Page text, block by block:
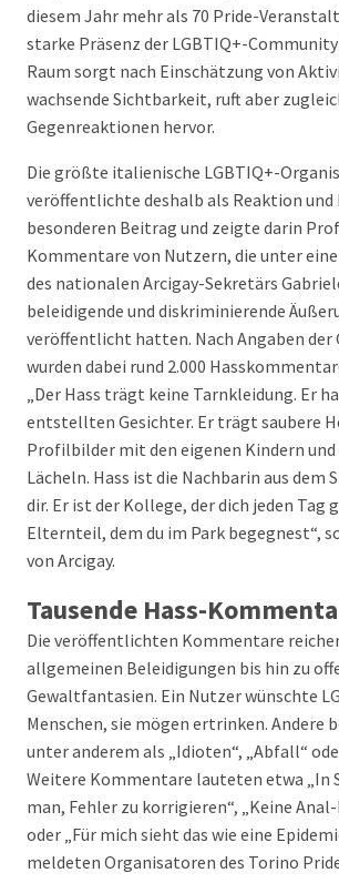
diesem Jahr mehr als 70 Pride-
starke Präsenz der LGBTIQ+-
Raum sorgt nach Einschätzung von
wachsende Sichtbarkeit, ruft aber
Gegenreaktionen hervor.
Die größte italienische LGBTIQ+-
veröffentlichte deshalb als Reaktion
besonderen Beitrag und zeigte darin
Kommentare von Nutzern, die unter
des nationalen Arcigay-Sekretärs
beleidigende und diskriminierende
veröffentlicht hatten. Nach Angaben der
wurden dabei rund 2.000
„Der Hass trägt keine Tarnkleidung. Er
entstellten Gesichter. Er trägt saubere
Profilbilder mit den eigenen Kindern
Lächeln. Hass ist die Nachbarin aus dem
dir. Er ist der Kollege, der dich jeden Tag
Elternteil, dem du im Park begegnest“,
von Arcigay.
Tausende Hass-
Die veröffentlichten Kommentare
allgemeinen Beleidigungen bis hin zu
Gewaltfantasien. Ein Nutzer wünschte
Menschen, sie mögen ertrinken. Andere
unter anderem als „Idioten“, „Abfall“
Weitere Kommentare lauteten etwa „In
man, Fehler zu korrigieren“, „Keine
oder „Für mich sieht das wie eine
meldeten Organisatoren des Torino